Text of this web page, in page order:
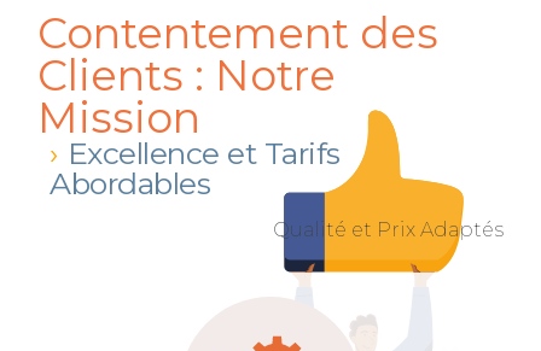
Contentement des
Clients : Notre
Mission
Excellence et Tarifs
Abordables
Qualité et Prix Adaptés